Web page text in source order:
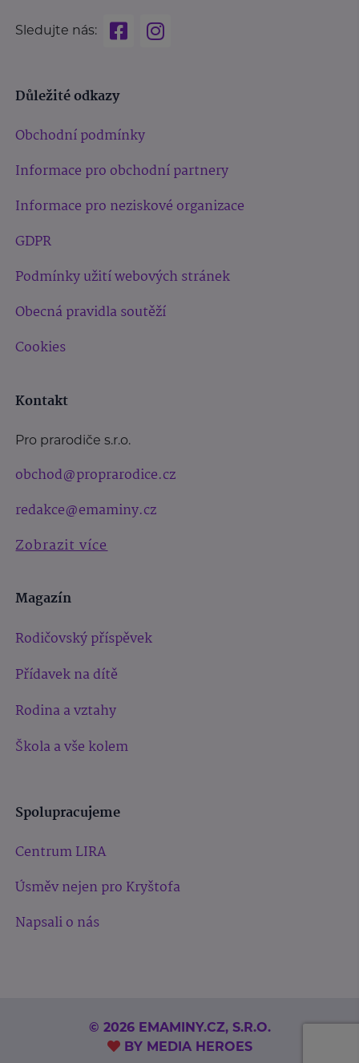
Sledujte nás:
Důležité odkazy
Obchodní podmínky
Informace pro obchodní partnery
Informace pro neziskové organizace
GDPR
Podmínky užití webových stránek
Obecná pravidla soutěží
Cookies
Kontakt
Pro prarodiče s.r.o.
obchod@proprarodice.cz
redakce@emaminy.cz
Zobrazit více
Magazín
Rodičovský příspěvek
Přídavek na dítě
Rodina a vztahy
Škola a vše kolem
Spolupracujeme
Centrum LIRA
Úsměv nejen pro Kryštofa
Napsali o nás
© 2026 EMAMINY.CZ, S.R.O.
BY MEDIA HEROES